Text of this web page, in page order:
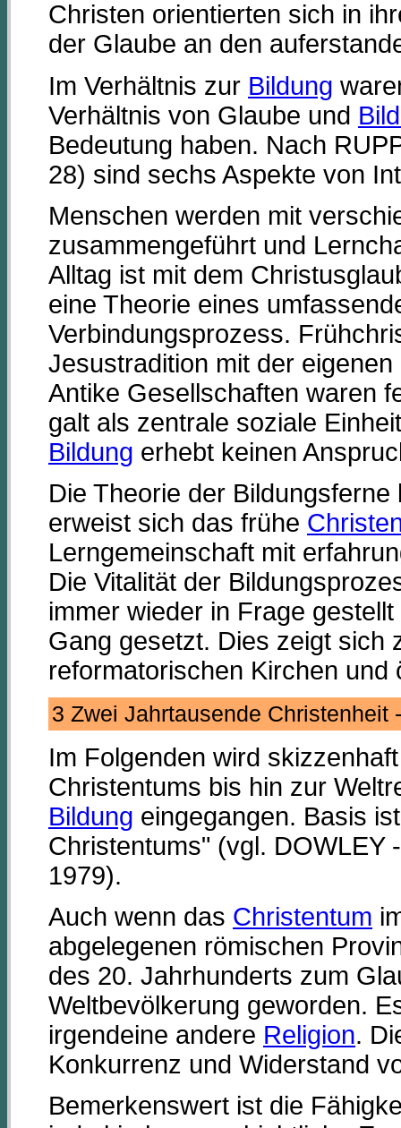
Christen orientierten sich in
der Glaube an den
Im Verhältnis zur Bildung
Verhältnis von Glaube und
Bedeutung haben. Nach
28) sind sechs Aspekte von
Menschen werden mit
zusammengeführt und
Alltag ist mit dem
eine Theorie eines
Verbindungsprozess.
Jesustradition mit der
Antike Gesellschaften waren
galt als zentrale soziale
Bildung erhebt keinen
Die Theorie der
erweist sich das frühe
Lerngemeinschaft mit
Die Vitalität der
immer wieder in Frage
Gang gesetzt. Dies zeigt sich
reformatorischen Kirchen
3 Zwei Jahrtausende
Im Folgenden wird
Christentums bis hin zur
Bildung eingegangen. Basis
Christentums" (vgl. DOWLEY
1979).
Auch wenn das Christentum
abgelegenen römischen
des 20. Jahrhunderts zum
Weltbevölkerung geworden.
irgendeine andere Religion.
Konkurrenz und Widerstand
Bemerkenswert ist die